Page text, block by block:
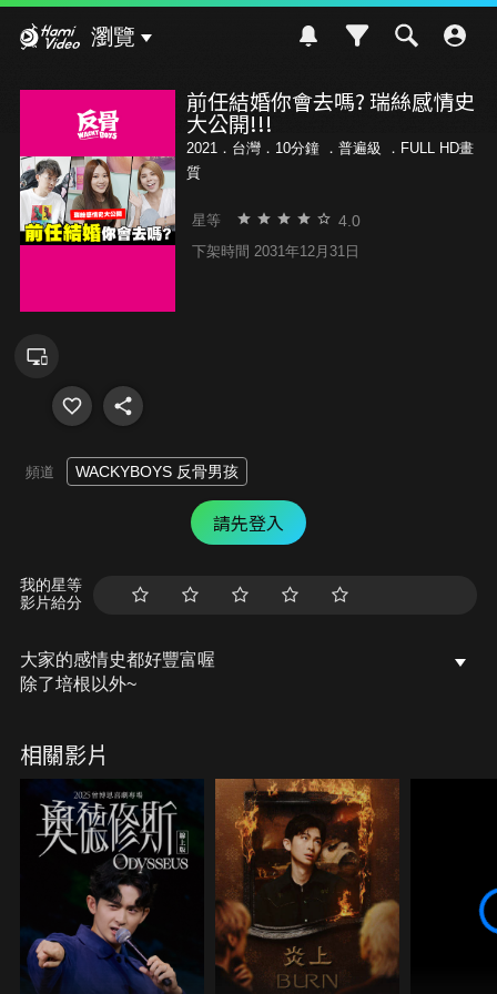
瀏覽
前任結婚你會去嗎? 瑞絲感情史
大公開!!!
2021．台灣．10分鐘 ． 普遍級
．FULL HD畫
質
星等 4.0
下架時間 2031年12月31日
頻道 WACKYBOYS 反骨男孩
請先登入
我的星等
影片給分
大家的感情史都好豐富喔
除了培根以外~
相關影片